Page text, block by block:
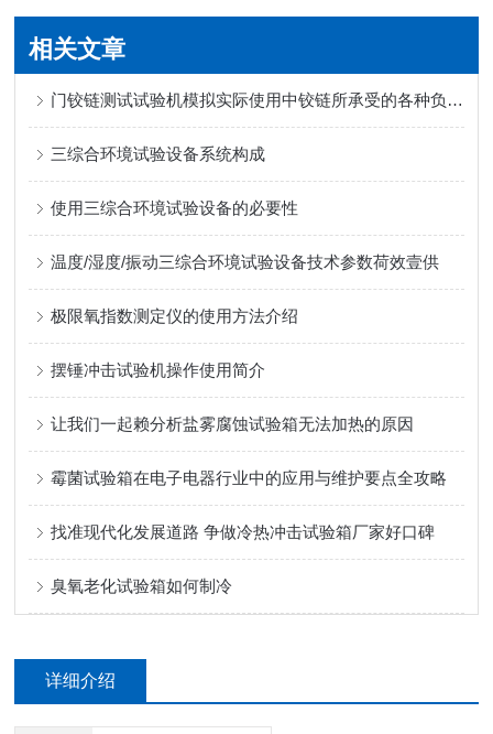
相关文章
门铰链测试试验机模拟实际使用中铰链所承受的各种负载和应力
三综合环境试验设备系统构成
使用三综合环境试验设备的必要性
温度/湿度/振动三综合环境试验设备技术参数荷效壹供
极限氧指数测定仪的使用方法介绍
摆锤冲击试验机操作使用简介
让我们一起赖分析盐雾腐蚀试验箱无法加热的原因
霉菌试验箱在电子电器行业中的应用与维护要点全攻略
找准现代化发展道路 争做冷热冲击试验箱厂家好口碑
臭氧老化试验箱如何制冷
详细介绍